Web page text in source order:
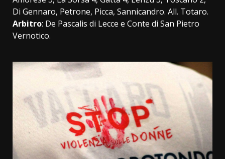
Di Gennaro, Petrone, Picca, Sannicandro. All. Totaro.
Arbitro: De Pascalis di Lecce e Conte di San Pietro
Vernotico.